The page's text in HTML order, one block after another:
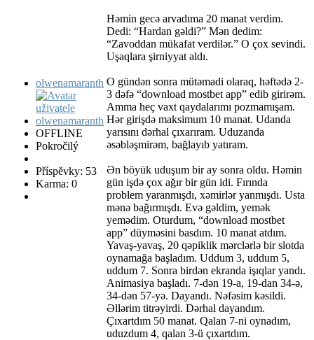
olwenamaranth
OFFLINE
Pokročilý
Příspěvky: 53
Karma: 0
Həmin gecə arvadıma 20 manat verdim.
Dedi: “Hardan gəldi?” Mən dedim:
“Zavoddan mükafat verdilər.” O çox sevindi.
Uşaqlara şirniyyat aldı.
O gündən sonra mütəmadi olaraq, həftədə 2-
3 dəfə “download mostbet app” edib girirəm.
Amma heç vaxt qaydalarımı pozmamışam.
Hər girişdə maksimum 10 manat. Udanda
yarısını dərhal çıxarıram. Uduzanda
əsəbləşmirəm, bağlayıb yatıram.
Ən böyük uduşum bir ay sonra oldu. Həmin
gün işdə çox ağır bir gün idi. Fırında
problem yaranmışdı, xəmirlər yanmışdı. Usta
mənə bağırmışdı. Evə gəldim, yemək
yemədim. Oturdum, “download mostbet
app” düyməsini basdım. 10 manat atdım.
Yavaş-yavaş, 20 qəpiklik mərclərlə bir slotda
oynamağa başladım. Uddum 3, uddum 5,
uddum 7. Sonra birdən ekranda işıqlar yandı.
Animasiya başladı. 7-dən 19-a, 19-dan 34-ə,
34-dən 57-yə. Dayandı. Nəfəsim kəsildi.
Əllərim titrəyirdi. Dərhal dayandım.
Çıxartdım 50 manat. Qalan 7-ni oynadım,
uduzdum 4, qalan 3-ü çıxartdım.